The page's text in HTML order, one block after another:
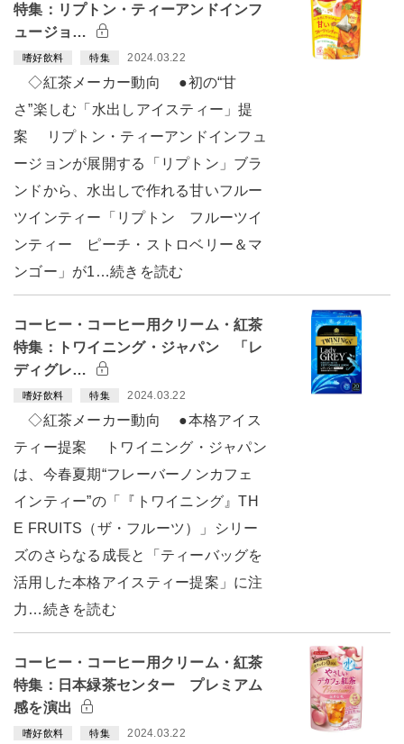
特集：リプトン・ティーアンドインフ
ュージョ…
嗜好飲料 特集 2024.03.22
◇紅茶メーカー動向 ●初の“甘
さ”楽しむ「水出しアイスティー」提
案 リプトン・ティーアンドインフュ
ージョンが展開する「リプトン」ブラ
ンドから、水出しで作れる甘いフルー
ツインティー「リプトン フルーツイ
ンティー ピーチ・ストロベリー＆マ
ンゴー」が1…続きを読む
コーヒー・コーヒー用クリーム・紅茶
特集：トワイニング・ジャパン 「レ
ディグレ…
嗜好飲料 特集 2024.03.22
◇紅茶メーカー動向 ●本格アイス
ティー提案 トワイニング・ジャパン
は、今春夏期“フレーバーノンカフェ
インティー”の「『トワイニング』TH
E FRUITS（ザ・フルーツ）」シリー
ズのさらなる成長と「ティーバッグを
活用した本格アイスティー提案」に注
力…続きを読む
コーヒー・コーヒー用クリーム・紅茶
特集：日本緑茶センター プレミアム
感を演出
嗜好飲料 特集 2024.03.22